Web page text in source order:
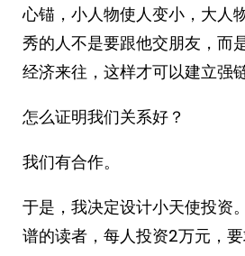
心锚，小人物使人变小，大人
秀的人不是要跟他交朋友，而
经济来往，这样才可以建立强链
怎么证明我们关系好？
我们有合作。
于是，我决定设计小天使投资
谱的读者，每人投资2万元，